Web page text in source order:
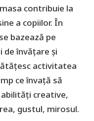
contribuie la
a copiilor. În
bazează pe
învățare și
activitatea
ce învață să
creative,
gustul, mirosul.